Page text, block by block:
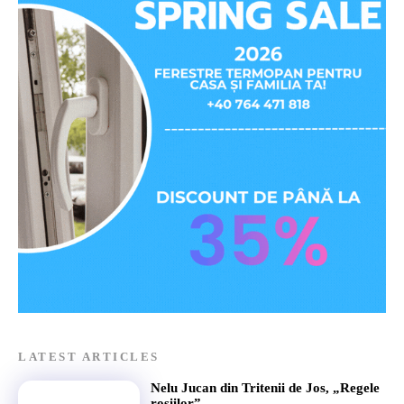
LATEST ARTICLES
Nelu Jucan din Tritenii de Jos, „Regele